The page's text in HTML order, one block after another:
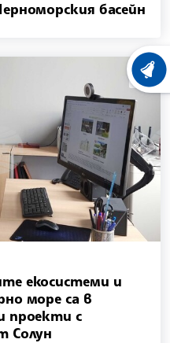
басейн
екосистеми и
море са в
проекти с
Солун